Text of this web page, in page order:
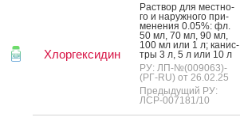
Хлоргексидин
Рас­твор для мес­тно­
го и на­руж­но­го при­
мене­ния 0.05%: фл.
50 мл, 70 мл, 90 мл,
100 мл или 1 л; ка­нис­
тры 3 л, 5 л или 10 л
РУ: ЛП-№(009063)-
(РГ-RU) от 26.02.25
Предыдущий РУ:
ЛСР-007181/10